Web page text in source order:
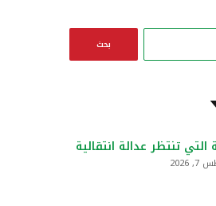
ا
:
تنتظر عدالة انتقالية